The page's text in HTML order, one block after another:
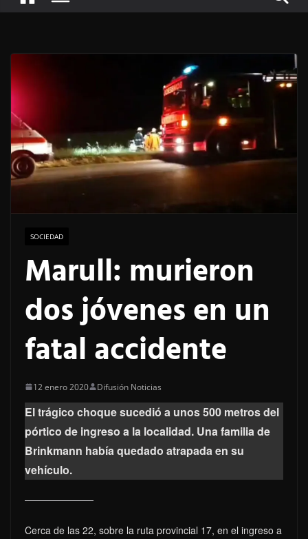
SOCIEDAD
Marull: murieron
dos jóvenes en un
fatal accidente
12 enero 2020 Difusión Noticias
El trágico choque sucedió a unos 500 metros del
pórtico de ingreso a la localidad. Una familia de
Brinkmann había quedado atrapada en su
vehículo.
Cerca de las 22, sobre la ruta provincial 17, en el ingreso a